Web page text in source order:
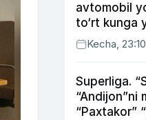
avtomobil
to‘rt kunga
Kecha, 23:10
Superliga.
“Andijon”ni
“Paxtakor”